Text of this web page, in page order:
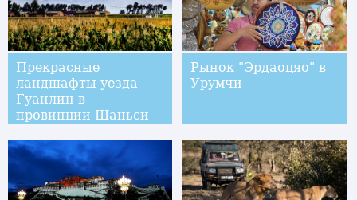
Прекрасные
ландшафты уезда
Гуанлин в
провинции Шаньси
Рынок "Эрдаоцяо" в
Урумчи